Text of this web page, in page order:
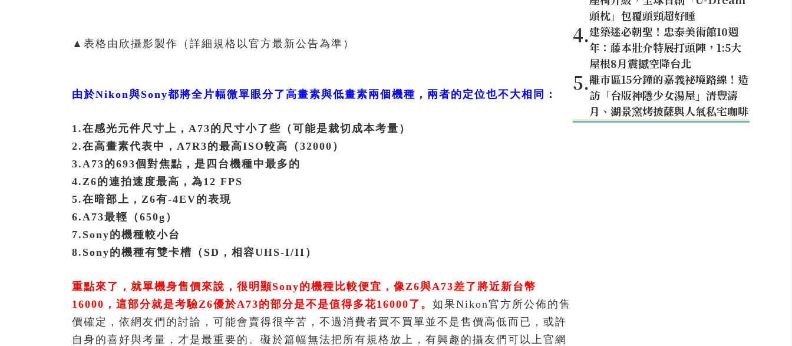
▲表格由欣攝影製作（詳細規格以官方最新公告為準）
由於Nikon與Sony都將全片幅微單眼分了高畫素與低畫素兩個機種，兩者的定位也不大相同：
1.在感光元件尺寸上，A73的尺寸小了些（可能是裁切成本考量）
2.在高畫素代表中，A7R3的最高ISO較高（32000）
3.A73的693個對焦點，是四台機種中最多的
4.Z6的連拍速度最高，為12 FPS
5.在暗部上，Z6有-4EV的表現
6.A73最輕（650g）
7.Sony的機種較小台
8.Sony的機種有雙卡槽（SD，相容UHS-I/II）
重點來了，就單機身售價來說，很明顯Sony的機種比較便宜，像Z6與A73差了將近新台幣
16000，這部分就是考驗Z6優於A73的部分是不是值得多花16000了。 如果Nikon官方所公佈的售
價確定，依網友們的討論，可能會賣得很辛苦，不過消費者買不買單並不是售價高低而已，或許
自身的喜好與考量，才是最重要的。礙於篇幅無法把所有規格放上，有興趣的攝友們可以上官網
頭枕」包覆頭頸超好睡
4.建築迷必朝聖！忠泰美術館10週
年：藤本壯介特展打頭陣，1:5大
屋根8月震撼空降台北
5.離市區15分鐘的嘉義祕境路線！造
訪「台版神隱少女湯屋」清豐濤
月、湖景窯烤披薩與人氣私宅咖啡